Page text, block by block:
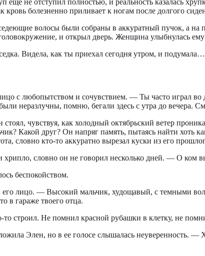
еще не отступил полностью, и реальность казалась
болезненно приливает к ногам после долгого
волосы были собраны в аккуратный пучок, а на
и открыл дверь. Женщина улыбнулась
Видела, как ты приехал сегодня утром, и подумала…
с любопытством и сочувствием. — Ты часто играл во
неразлучны, помню, бегали здесь с утра до вечера.
чувствуя, как холодный октябрьский ветер
Какой друг? Он напряг память, пытаясь найти хоть
словно кто-то аккуратно вырезал куски из его
словно он не говорил несколько дней. — О ком
беспокойством.
лицо. — Высокий мальчик, худощавый, с темными
в гараже твоего отца.
строил. Не помнил красной рубашки в клетку, не
Элен, но в ее голосе слышалась неуверенность. —